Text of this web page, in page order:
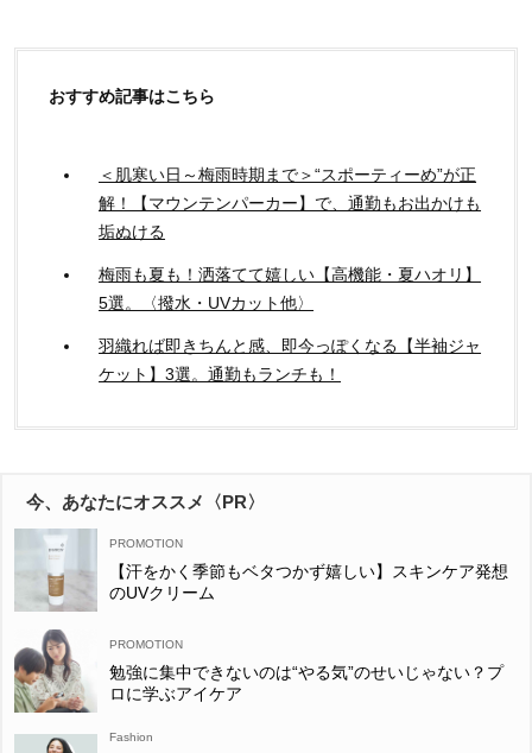
おすすめ記事はこちら
＜肌寒い日～梅雨時期まで＞“スポーティーめ”が正
解！【マウンテンパーカー】で、通勤もお出かけも
垢ぬける
梅雨も夏も！洒落てて嬉しい【高機能・夏ハオリ】
5選。〈撥水・UVカット他〉
羽織れば即きちんと感、即今っぽくなる【半袖ジャ
ケット】3選。通勤もランチも！
今、あなたにオススメ〈PR〉
【汗をかく季節もベタつかず嬉しい】スキンケア発想
のUVクリーム
勉強に集中できないのは“やる気”のせいじゃない？プ
ロに学ぶアイケア
Fashion